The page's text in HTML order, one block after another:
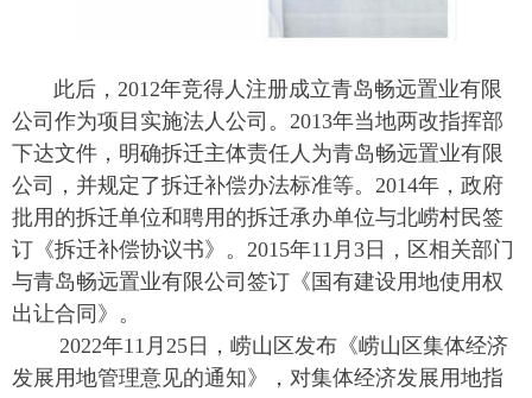
此后，2012年竞得人注册成立青岛畅远置业有限
公司作为项目实施法人公司。2013年当地两改指挥部
下达文件，明确拆迁主体责任人为青岛畅远置业有限
公司，并规定了拆迁补偿办法标准等。2014年，政府
批用的拆迁单位和聘用的拆迁承办单位与北崂村民签
订《拆迁补偿协议书》。2015年11月3日，区相关部门
与青岛畅远置业有限公司签订《国有建设用地使用权
出让合同》。
2022年11月25日，崂山区发布《崂山区集体经济
发展用地管理意见的通知》，对集体经济发展用地指